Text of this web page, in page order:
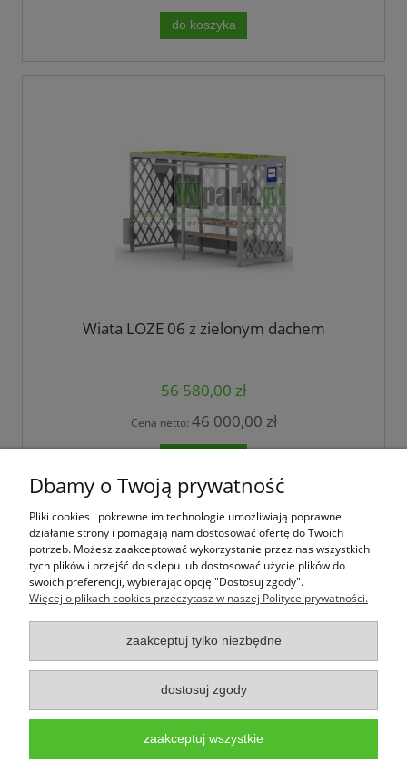
do koszyka
Wiata LOZE 06 z zielonym dachem
56 580,00 zł
Cena netto: 46 000,00 zł
Jak kupować
Pomoc
Informacje
Wpark.pl to marka należąca do firmy PALEPA design,
353,www.wpark.pl,e-mail:sklep@wpark.pl
Polityce prywatności - pliki cookies
Dbamy o Twoją prywatność
Pliki cookies i pokrewne im technologie umożliwiają poprawne
działanie strony i pomagają nam dostosować ofertę do Twoich
potrzeb. Możesz zaakceptować wykorzystanie przez nas wszystkich
tych plików i przejść do sklepu lub dostosować użycie plików do
swoich preferencji, wybierając opcję "Dostosuj zgody".
Więcej o plikach cookies przeczytasz w naszej Polityce prywatności.
zaakceptuj tylko niezbędne
dostosuj zgody
zaakceptuj wszystkie